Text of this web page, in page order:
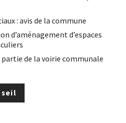
: avis de la commune
d’aménagement d’espaces
partie de la voirie communale